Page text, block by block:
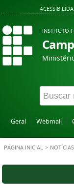
INSTITUTO
Geral
Webmail
PÁGINA INICIAL > NOTÍCIAS